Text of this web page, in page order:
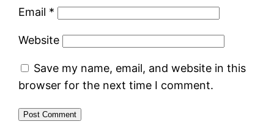
Email *
Website
Save my name, email, and website in this
browser for the next time I comment.